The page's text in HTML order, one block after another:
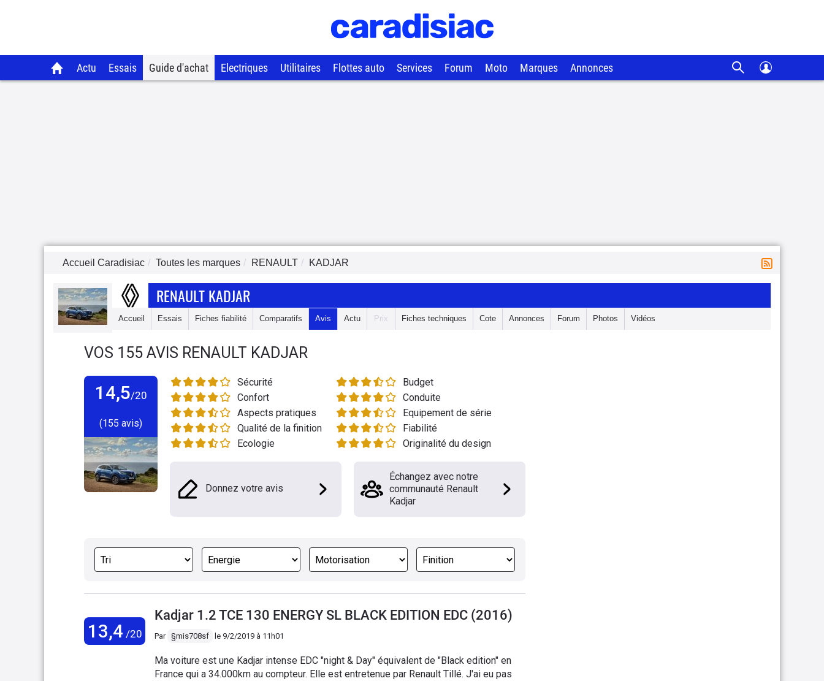
Actu Essais Guide d'achat Electriques Utilitaires Flottes auto Services Forum Moto Marques Annonces
Accueil Caradisiac Toutes les marques RENAULT KADJAR
RENAULT KADJAR
Accueil Essais Fiches fiabilité Comparatifs Avis Actu Prix Fiches techniques Cote Annonces Forum Photos Vidéos
VOS 155 AVIS RENAULT KADJAR
14,5/20
(155 avis)
Sécurité
Budget
Confort
Conduite
Aspects pratiques
Equipement de série
Qualité de la finition
Fiabilité
Ecologie
Originalité du design
Donnez votre avis
Échangez avec notre
communauté Renault
Kadjar
13,4 /20
Kadjar 1.2 TCE 130 ENERGY SL BLACK EDITION EDC (2016)
Par §mis708sf le 9/2/2019 à 11h01
Ma voiture est une Kadjar intense EDC "night & Day" équivalent de "Black edition" en
France qui a 34.000km au compteur. Elle est entretenue par Renault Tillé. J'ai eu pas